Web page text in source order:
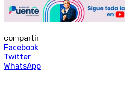
compartir
Facebook
Twitter
WhatsApp